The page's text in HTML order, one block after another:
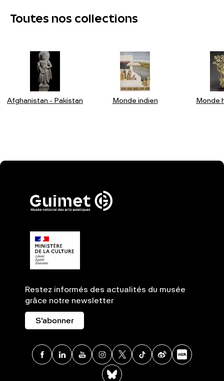
Toutes nos collections
Afghanistan - Pakistan Monde indien Monde
Restez informés des actualités du musée
grâce notre newsletter
S'abonner
Facebook
LinkedinYoutubeInstagram
X TikTokWeibo